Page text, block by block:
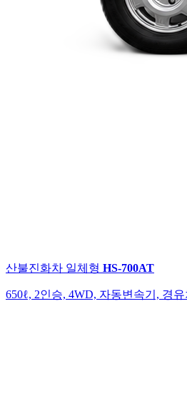
산불진화차 일체형 HS-700AT
650ℓ, 2인승, 4WD, 자동변속기, 경